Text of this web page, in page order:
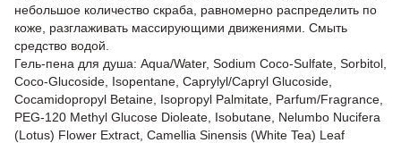
небольшое количество скраба, равномерно распределить по
коже, разглаживать массирующими движениями. Смыть
средство водой.
Гель-пена для душа: Aqua/Water, Sodium Coco-Sulfate, Sorbitol,
Coco-Glucoside, Isopentane, Caprylyl/Capryl Glucoside,
Cocamidopropyl Betaine, Isopropyl Palmitate, Parfum/Fragrance,
PEG-120 Methyl Glucose Dioleate, Isobutane, Nelumbo Nucifera
(Lotus) Flower Extract, Camellia Sinensis (White Tea) Leaf